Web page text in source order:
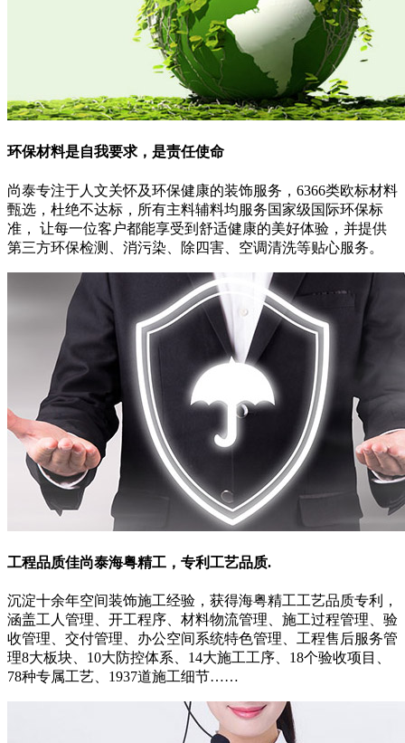
环保材料是自我要求，是责任使命
尚泰专注于人文关怀及环保健康的装饰服务，6366类欧标材料
甄选，杜绝不达标，所有主料辅料均服务国家级国际环保标
准， 让每一位客户都能享受到舒适健康的美好体验，并提供
第三方环保检测、消污染、除四害、空调清洗等贴心服务。
工程品质佳尚泰海粤精工，专利工艺品质.
沉淀十余年空间装饰施工经验，获得海粤精工工艺品质专利，
涵盖工人管理、开工程序、材料物流管理、施工过程管理、验
收管理、交付管理、办公空间系统特色管理、工程售后服务管
理8大板块、10大防控体系、14大施工工序、18个验收项目、
78种专属工艺、1937道施工细节……